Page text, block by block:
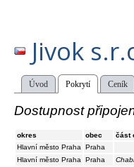
Jivok
Úvod Pokrytí Ceník
Dostupnost
okres obec část
Hlavní město Praha
Praha
Hlavní město Praha
Praha